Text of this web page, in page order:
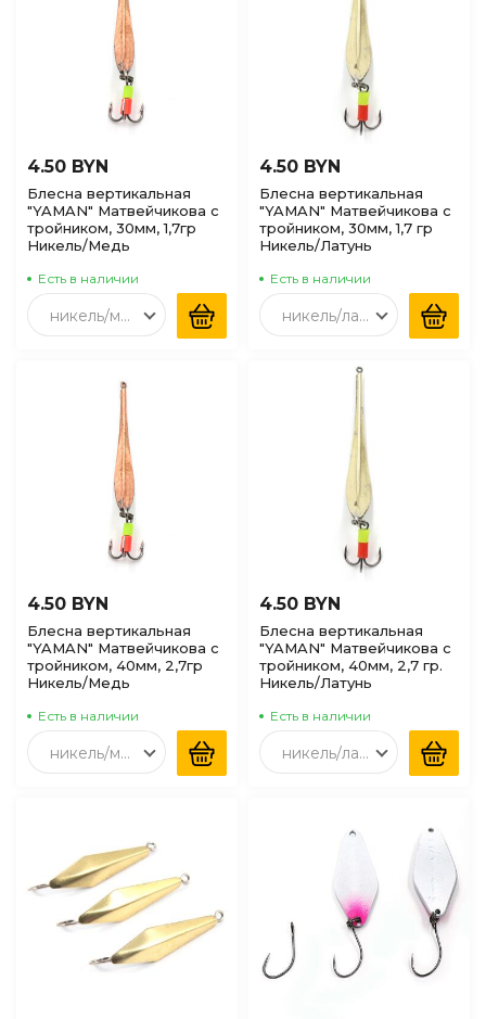
4.50 BYN
Блесна вертикальная
"YAMAN" Матвейчикова с
тройником, 30мм, 1,7гр
Никель/Медь
Есть в наличии
никель/медь
4.50 BYN
Блесна вертикальная
"YAMAN" Матвейчикова с
тройником, 30мм, 1,7 гр
Никель/Латунь
Есть в наличии
никель/латунь
4.50 BYN
Блесна вертикальная
"YAMAN" Матвейчикова с
тройником, 40мм, 2,7гр
Никель/Медь
Есть в наличии
никель/медь
4.50 BYN
Блесна вертикальная
"YAMAN" Матвейчикова с
тройником, 40мм, 2,7 гр.
Никель/Латунь
Есть в наличии
никель/латунь